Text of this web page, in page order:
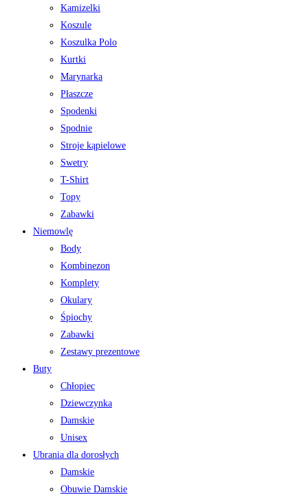
Kamizelki
Koszule
Koszulka Polo
Kurtki
Marynarka
Płaszcze
Spodenki
Spodnie
Stroje kąpielowe
Swetry
T-Shirt
Topy
Zabawki
Niemowlę
Body
Kombinezon
Komplety
Okulary
Śpiochy
Zabawki
Zestawy prezentowe
Buty
Chłopiec
Dziewczynka
Damskie
Unisex
Ubrania dla dorosłych
Damskie
Obuwie Damskie